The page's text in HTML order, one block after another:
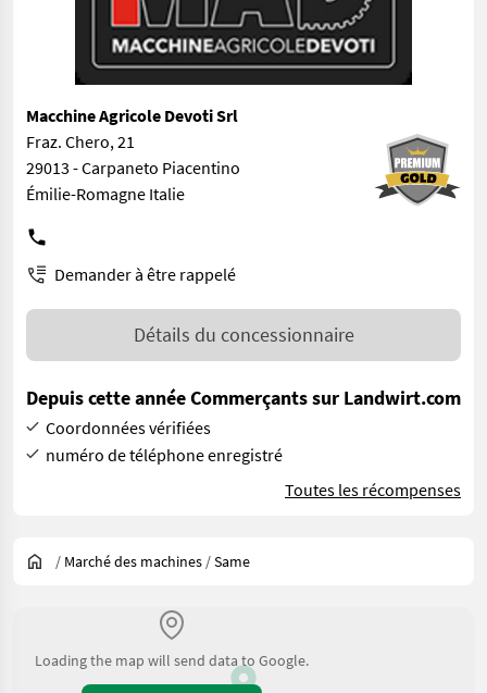
Macchine Agricole Devoti Srl
Fraz. Chero, 21
29013 - Carpaneto Piacentino
Émilie-Romagne Italie
Demander à être rappelé
Détails du concessionnaire
Depuis cette année Commerçants sur Landwirt.com
Coordonnées vérifiées
numéro de téléphone enregistré
Toutes les récompenses
/ Marché des machines /Same
Loading the map will send data to Google.